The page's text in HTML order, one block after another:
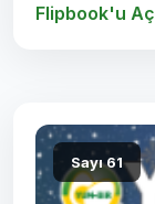
Flipbook'u Aç
Sayı 61